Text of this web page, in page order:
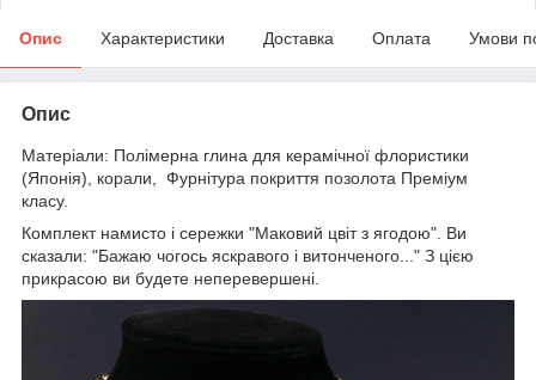
Опис Характеристики Доставка Оплата Умови
Опис
Матеріали: Полімерна глина для керамічної флористики
(Японія), корали, Фурнітура покриття позолота Преміум
класу.
Комплект намисто і сережки "Маковий цвіт з ягодою". Ви
сказали: "Бажаю чогось яскравого і витонченого..." З цією
прикрасою ви будете неперевершені.